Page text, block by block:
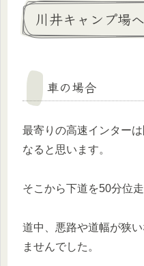
川井キャンプ場
車の場合
最寄りの高速インター
なると思います。
そこから下道を50分位
道中、悪路や道幅が狭
ませんでした。